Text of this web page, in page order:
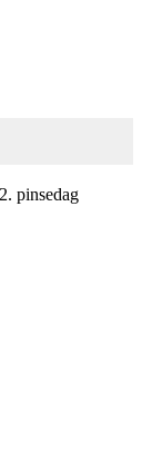
pinsedag